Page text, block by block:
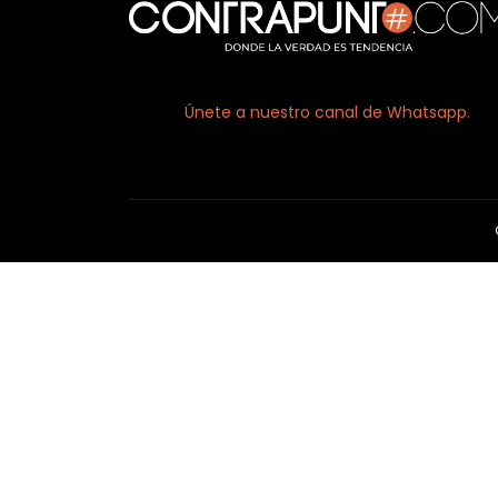
Únete a nuestro canal de Whatsapp.